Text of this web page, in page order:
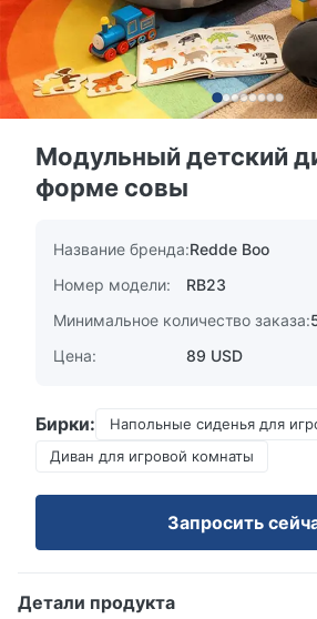
Модульный детский
форме совы
Название бренда:Redde Boo
Номер модели:
RB23
Минимальное количество заказа:
Цена:
89 USD
Бирки:
Напольные сиденья для
Диван для игровой комнаты
Запросить
Детали продукта